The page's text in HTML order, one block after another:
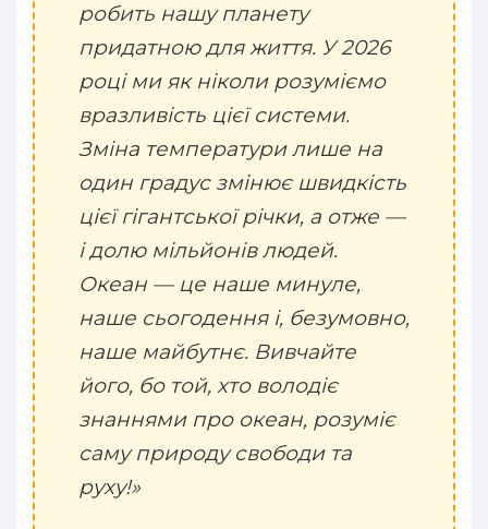
робить нашу планету
придатною для життя. У 2026
році ми як ніколи розуміємо
вразливість цієї системи.
Зміна температури лише на
один градус змінює швидкість
цієї гігантської річки, а отже —
і долю мільйонів людей.
Океан — це наше минуле,
наше сьогодення і, безумовно,
наше майбутнє. Вивчайте
його, бо той, хто володіє
знаннями про океан, розуміє
саму природу свободи та
руху!»